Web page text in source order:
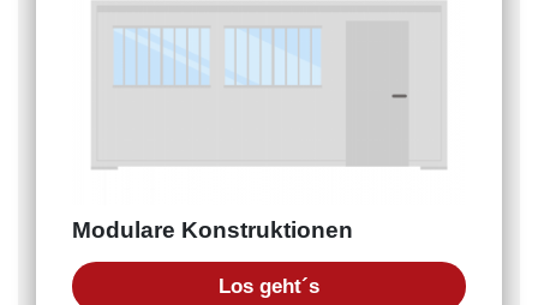
Modulare Konstruktionen
Los geht´s